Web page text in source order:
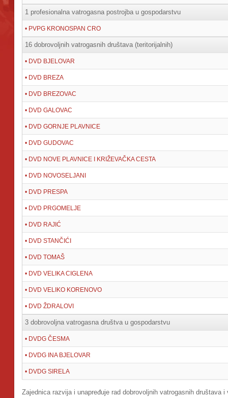
1 profesionalna vatrogasna postrojba u gospodarstvu
• PVPG KRONOSPAN CRO
16 dobrovoljnih vatrogasnih društava (teritorijalnih)
• DVD BJELOVAR
• DVD BREZA
• DVD BREZOVAC
• DVD GALOVAC
• DVD GORNJE PLAVNICE
• DVD GUDOVAC
• DVD NOVE PLAVNICE I KRIŽEVAČKA CESTA
• DVD NOVOSELJANI
• DVD PRESPA
• DVD PRGOMELJE
• DVD RAJIĆ
• DVD STANČIĆI
• DVD TOMAŠ
• DVD VELIKA CIGLENA
• DVD VELIKO KORENOVO
• DVD ŽDRALOVI
3 dobrovoljna vatrogasna društva u gospodarstvu
• DVDG ČESMA
• DVDG INA BJELOVAR
• DVDG SIRELA
Zajednica razvija i unapređuje rad dobrovoljnih vatrogasnih društava